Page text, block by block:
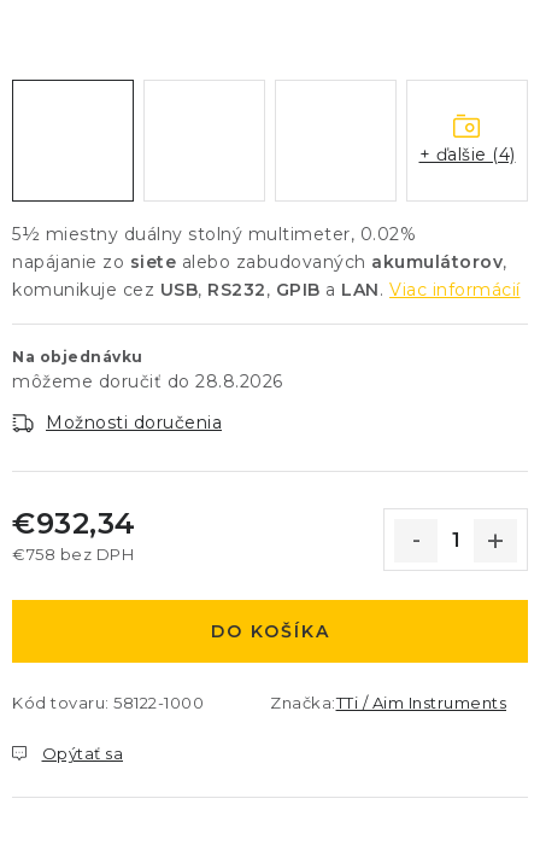
5½ miestny duálny stolný multimeter, 0.02%
napájanie zo siete alebo zabudovaných akumulátorov,
komunikuje cez USB, RS232, GPIB a LAN. Viac informácií
Na objednávku
28.8.2026
Možnosti doručenia
€932,34
€758 bez DPH
DO KOŠÍKA
Kód tovaru: 58122-1000 Značka:TTi / Aim Instruments
Opýtať sa
+ ďalšie (4)